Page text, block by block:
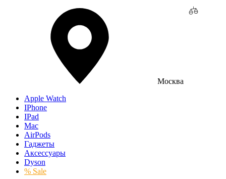
Москва
Apple Watch
IPhone
IPad
Mac
AirPods
Гаджеты
Аксессуары
Dyson
% Sale